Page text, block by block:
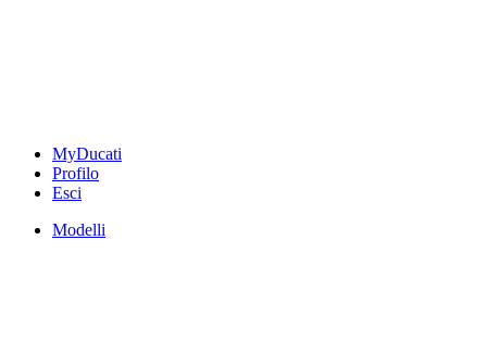
MyDucati
Profilo
Esci
Modelli